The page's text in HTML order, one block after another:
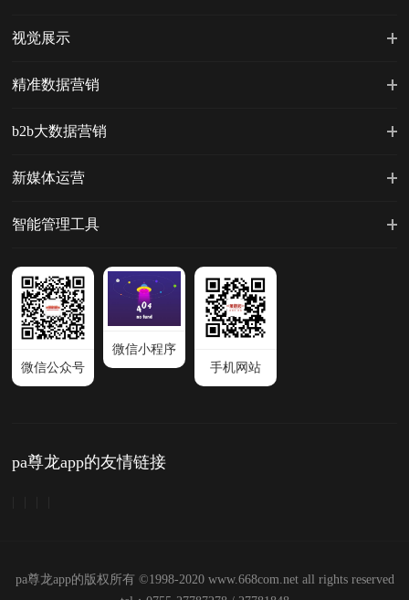
视觉展示
精准数据营销
b2b大数据营销
新媒体运营
智能管理工具
微信公众号
微信小程序
手机网站
pa尊龙app的友情链接
pa尊龙app的版权所有 ©1998-2020 www.668com.net all rights reserved